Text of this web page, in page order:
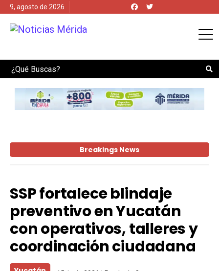
9, agosto de 2026
Search
Breakings News
SSP fortalece blindaje
preventivo en Yucatán
con operativos, talleres y
coordinación ciudadana